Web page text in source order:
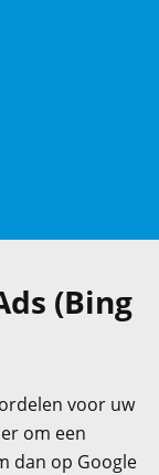
(Bing
voor uw
om een
dan op Google